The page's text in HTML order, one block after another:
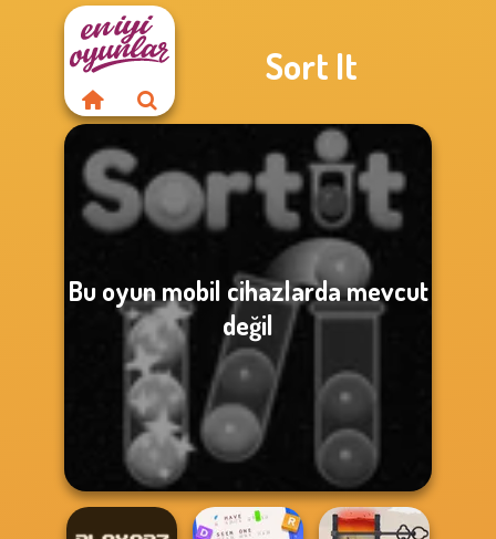
Sort It
Bu oyun mobil cihazlarda mevcut
değil